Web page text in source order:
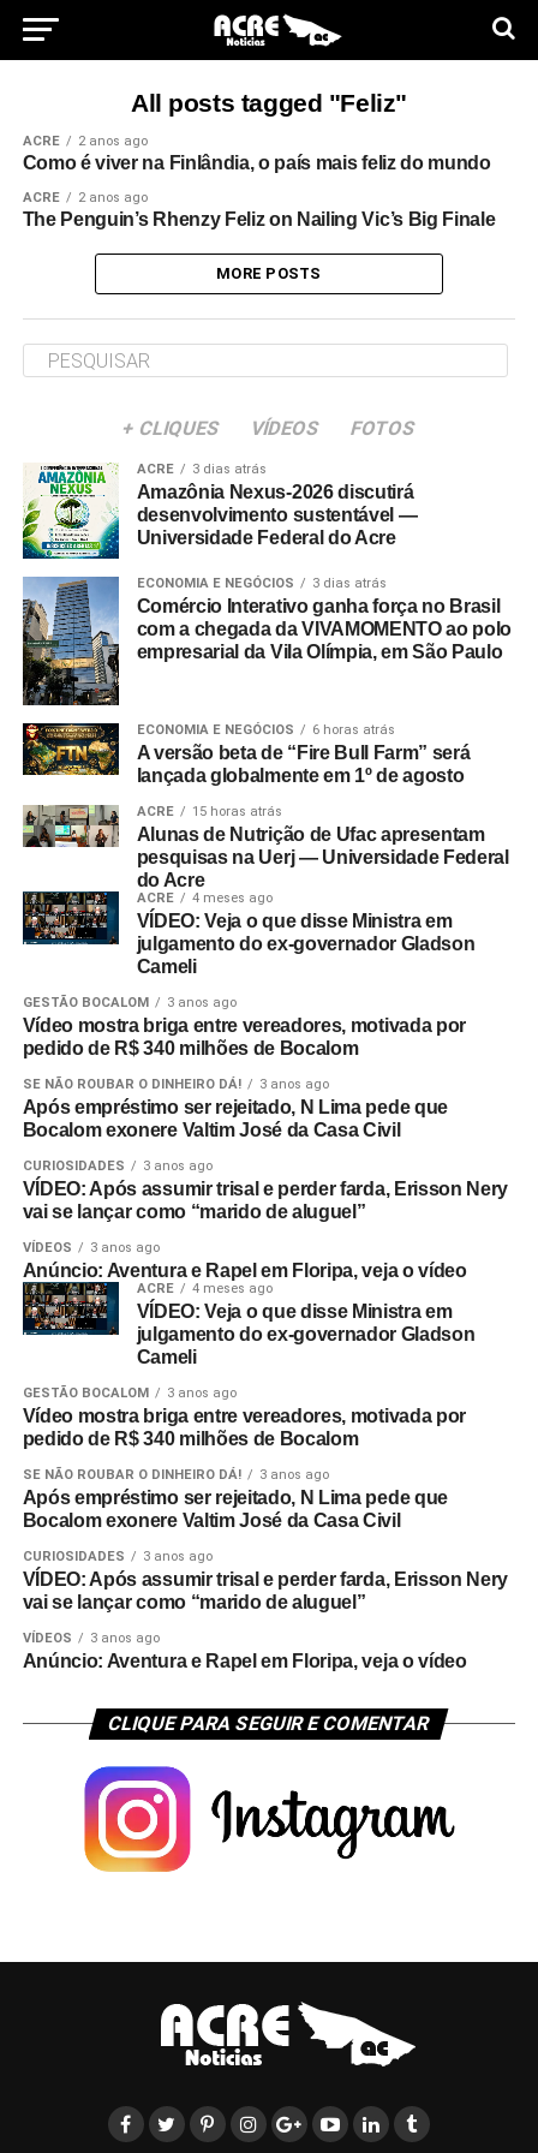
All posts tagged "Feliz"
ACRE 2 anos ago
Como é viver na Finlândia, o país mais feliz do mundo
ACRE 2 anos ago
The Penguin’s Rhenzy Feliz on Nailing Vic’s Big Finale
MORE POSTS
+ CLIQUES VÍDEOS FOTOS
ACRE 3 dias atrás
Amazônia Nexus-2026 discutirá
desenvolvimento sustentável —
Universidade Federal do Acre
ECONOMIA E NEGÓCIOS 3 dias atrás
Comércio Interativo ganha força no Brasil
com a chegada da VIVAMOMENTO ao polo
empresarial da Vila Olímpia, em São Paulo
ECONOMIA E NEGÓCIOS 6 horas atrás
A versão beta de “Fire Bull Farm” será
lançada globalmente em 1º de agosto
ACRE 15 horas atrás
Alunas de Nutrição de Ufac apresentam
pesquisas na Uerj — Universidade Federal
do Acre
ACRE 4 meses ago
VÍDEO: Veja o que disse Ministra em
julgamento do ex-governador Gladson
Cameli
GESTÃO BOCALOM 3 anos ago
Vídeo mostra briga entre vereadores, motivada por
pedido de R$ 340 milhões de Bocalom
SE NÃO ROUBAR O DINHEIRO DÁ! 3 anos ago
Após empréstimo ser rejeitado, N Lima pede que
Bocalom exonere Valtim José da Casa Civil
CURIOSIDADES 3 anos ago
VÍDEO: Após assumir trisal e perder farda, Erisson Nery
vai se lançar como “marido de aluguel”
VÍDEOS 3 anos ago
Anúncio: Aventura e Rapel em Floripa, veja o vídeo
ACRE 4 meses ago
VÍDEO: Veja o que disse Ministra em
julgamento do ex-governador Gladson
Cameli
GESTÃO BOCALOM 3 anos ago
Vídeo mostra briga entre vereadores, motivada por
pedido de R$ 340 milhões de Bocalom
SE NÃO ROUBAR O DINHEIRO DÁ! 3 anos ago
Após empréstimo ser rejeitado, N Lima pede que
Bocalom exonere Valtim José da Casa Civil
CURIOSIDADES 3 anos ago
VÍDEO: Após assumir trisal e perder farda, Erisson Nery
vai se lançar como “marido de aluguel”
VÍDEOS 3 anos ago
Anúncio: Aventura e Rapel em Floripa, veja o vídeo
CLIQUE PARA SEGUIR E COMENTAR